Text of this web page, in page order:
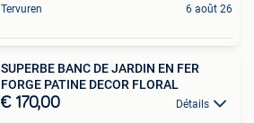
Tervuren 6 août 26
SUPERBE BANC DE JARDIN EN FER
FORGE PATINE DECOR FLORAL
€ 170,00 Détails